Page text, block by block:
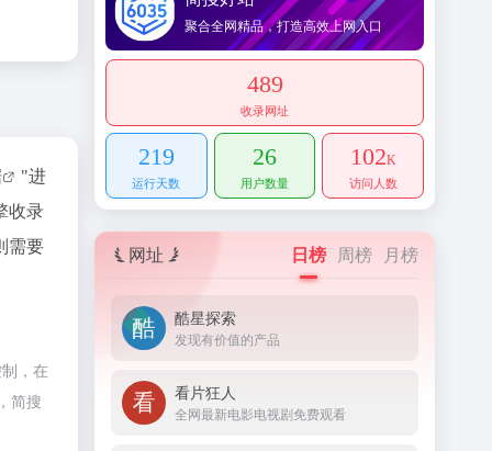
"进
收录
需要
，在
简搜
聚合全网精品，打造高效上网入口
489
收录网址
219
运行天数
26
用户数量
102K
访问人数
网址 日榜 周榜 月榜
酷星探索
发现有价值的产品
看片狂人
全网最新电影电视剧免费观看